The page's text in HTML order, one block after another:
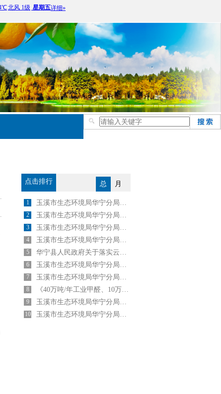
点击排行 总 月
1 玉溪市生态环境局华宁分局关于2024年4月25日建设项目环境影响评价文件 受理情况的公示
2 玉溪市生态环境局华宁分局关于2025年6月5日建设项目环境影响评价文件 受理情况的公示
3 玉溪市生态环境局华宁分局关于2024年7月4日建设项目环境影响评价文件 受理情况的公示
4 玉溪市生态环境局华宁分局关于2025年6月23日建设项目环境影响评价文件 受理情况的公示
5 华宁县人民政府关于落实云南盛佳新材料有限责任公司40万吨/年工业甲醛、10万吨/年 脲醛胶及胶粉生产项目主要污染物 区域削减总量指标的承诺
6 玉溪市生态环境局华宁分局关于2024年8月30日建设项目环境影响评价文件 受理情况的公示
7 玉溪市生态环境局华宁分局关于2024年9月03日建设项目环境影响评价文件 受理情况的公示
8 《40万吨/年工业甲醛、10万吨/年脲醛胶及胶粉生产项目污染物区域削减方案》公示
9 玉溪市生态环境局华宁分局关于2024年3月21日建设项目环境影响评价文件受理情况的公示
10 玉溪市生态环境局华宁分局关于2024年2月5日建设项目环境影响评价文件受理情况的公示